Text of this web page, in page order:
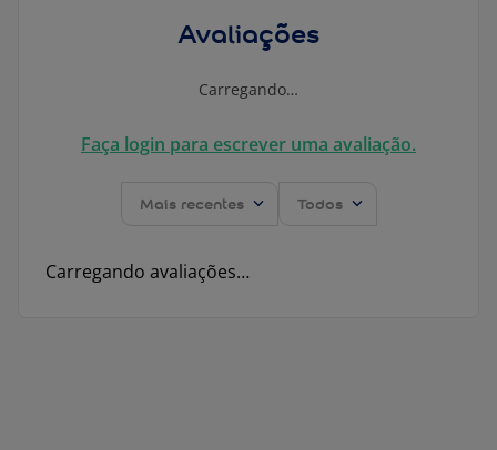
Avaliações
Carregando…
Faça login para escrever uma avaliação.
Mais recentes Todos
Carregando avaliações…